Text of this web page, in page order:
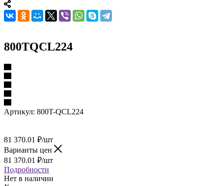
800TQCL224
Артикул: 800T-QCL224
81 370.01 ₽/шт
Варианты цен
81 370.01 ₽/шт
Подробности
Нет в наличии